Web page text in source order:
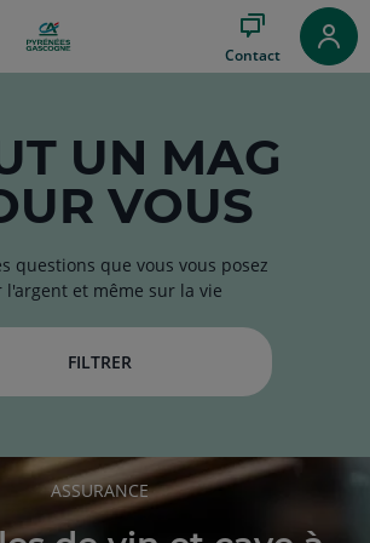
Contact
UN MAG
VOUS
questions que vous vous posez
l'argent et même sur la vie
FILTRER
RUBRIQUE
DE
L'ARTICLE
ASSURANCE